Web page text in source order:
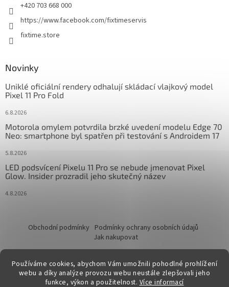
Používáme cookies, abychom Vám umožnili pohodlné prohlížení
webu a díky analýze provozu webu neustále zlepšovali jeho
funkce, výkon a použitelnost. Více informací
+420 703 668 000
https://www.facebook.com/fixtimeservis
fixtime.store
Novinky
Uniklé oficiální rendery odhalují skládací vlajkový model
Pixel 11 Pro Fold
6.8.2026
Motorola omylem potvrdila brzké uvedení modelu Edge 70
Neo: smartphone byl spatřen při testování s Androidem 17
5.8.2026
LED podsvícení Pixelu 11 Pro se nebude jmenovat Pixel
Glow. Insider prozradil jeho skutečný název
4.8.2026
Obchodní podmínky Podmínky ochrany osobních údajů
Jak nakupovat